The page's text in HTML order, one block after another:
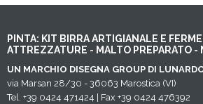
PINTA: KIT BIRRA ARTIGIANALE E
ATTREZZATURE - MALTO PREPARATO -
UN MARCHIO DISEGNA GROUP DI
via Marsan 28/30 - 36063 Marostica (VI)
Tel. +39 0424 471424 | Fax +39 0424 476392